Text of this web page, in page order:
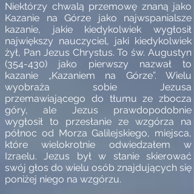
Niektórzy chwalą przemowę znaną jako
Kazanie na Górze jako najwspanialsze
kazanie, jakie kiedykolwiek wygłosił
największy nauczyciel, jaki kiedykolwiek
żył, Pan Jezus Chrystus. To św. Augustyn
(354-430) jako pierwszy nazwał to
kazanie „Kazaniem na Górze”. Wielu
wyobraża sobie Jezusa
przemawiającego do tłumu ze zbocza
góry, ale Jezus prawdopodobnie
wygłosił to przesłanie ze wzgórza na
północ od Morza Galilejskiego, miejsca,
które wielokrotnie odwiedzałem w
Izraelu. Jezus był w stanie skierować
swój głos do wielu osób znajdujących się
poniżej niego na wzgórzu.